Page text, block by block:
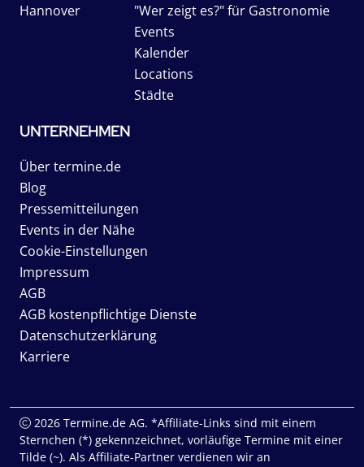
Hannover
"Wer zeigt es?" für Gastronomie
Events
Kalender
Locations
Städte
UNTERNEHMEN
Über termine.de
Blog
Pressemitteilungen
Events in der Nähe
Cookie-Einstellungen
Impressum
AGB
AGB kostenpflichtige Dienste
Datenschutzerklärung
Karriere
2026 Termine.de AG. *Affiliate-Links sind mit einem
Sternchen (*) gekennzeichnet, vorläufige Termine mit einer
Tilde (~). Als Affiliate-Partner verdienen wir an